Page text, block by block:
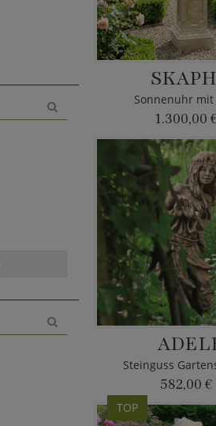
Sonnenuhr mit
1.300,00
Steinguss
582,00 €
TOP